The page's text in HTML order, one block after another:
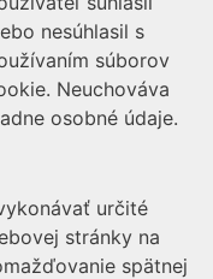
nesúhlasil s
súborov
Neuchováva
osobné údaje.
určité
stránky na
spätnej